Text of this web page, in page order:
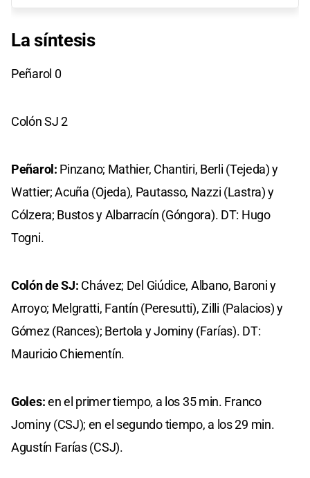
La síntesis
Peñarol 0
Colón SJ 2
Peñarol: Pinzano; Mathier, Chantiri, Berli (Tejeda) y
Wattier; Acuña (Ojeda), Pautasso, Nazzi (Lastra) y
Cólzera; Bustos y Albarracín (Góngora). DT: Hugo
Togni.
Colón de SJ: Chávez; Del Giúdice, Albano, Baroni y
Arroyo; Melgratti, Fantín (Peresutti), Zilli (Palacios) y
Gómez (Rances); Bertola y Jominy (Farías). DT:
Mauricio Chiementín.
Goles:en el primer tiempo, a los 35 min. Franco
Jominy (CSJ); en el segundo tiempo, a los 29 min.
Agustín Farías (CSJ).